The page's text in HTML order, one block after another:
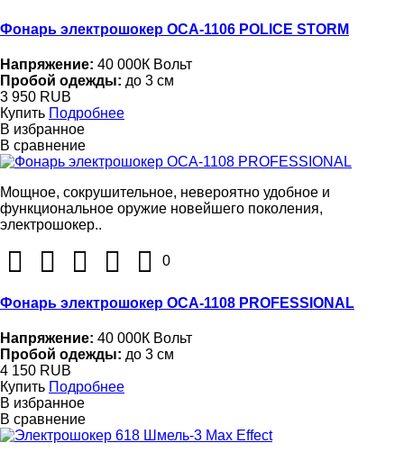
Фонарь электрошокер ОСА-1106 POLICE STORM
Напряжение: 40 000К Вольт
Пробой одежды: до 3 см
3 950 RUB
Купить Подробнее
В избранное
В сравнение
Мощное, сокрушительное, невероятно удобное и
функциональное оружие новейшего поколения,
электрошокер..
0
Фонарь электрошокер ОСА-1108 PROFESSIONAL
Напряжение: 40 000К Вольт
Пробой одежды: до 3 см
4 150 RUB
Купить Подробнее
В избранное
В сравнение